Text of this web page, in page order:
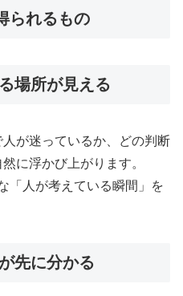
られるもの
場所が見える
が迷っているか、どの判断
に浮かび上がります。
「人が考えている瞬間」を
先に分かる